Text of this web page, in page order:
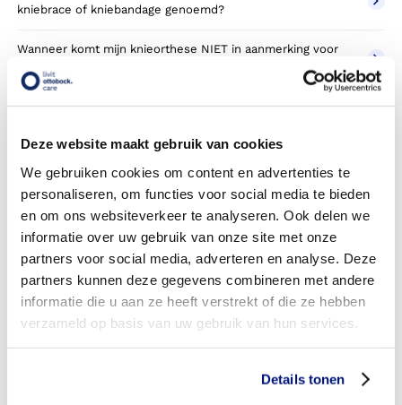
Deze website maakt gebruik van cookies
We gebruiken cookies om content en advertenties te
personaliseren, om functies voor social media te bieden
en om ons websiteverkeer te analyseren. Ook delen we
informatie over uw gebruik van onze site met onze
partners voor social media, adverteren en analyse. Deze
partners kunnen deze gegevens combineren met andere
informatie die u aan ze heeft verstrekt of die ze hebben
verzameld op basis van uw gebruik van hun services.
Details tonen
kniebrace of kniebandage genoemd?
Wanneer komt mijn knieorthese NIET in aanmerking voor
Wordt mijn knieorthese vergoed uit de basisverzekering?
Wordt mijn knieorthese vergoed vanuit een aanvullende
Is de knieorthese individueel vervaardigd of verkrijgbaar in
confectie standaard uitvoeringen?
Is de knieorthese mijn eigendom?
Wanneer mag mijn knieorthese vervangen worden?